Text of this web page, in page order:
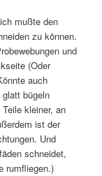
mußte den
zu können.
und
(Oder
auch
bügeln
kleiner, an
ist der
Und
schneidet,
rumfliegen.)